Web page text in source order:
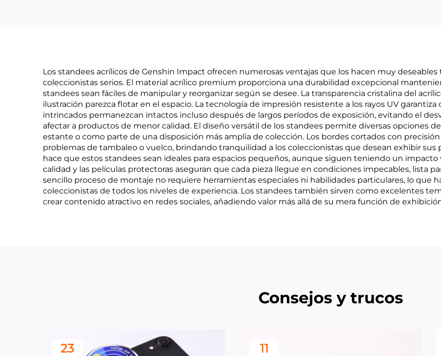
Los standees acrílicos de Genshin Impact ofrecen numerosas ventajas que los hacen muy deseables
coleccionistas serios. El material acrílico premium proporciona una durabilidad excepcional
standees sean fáciles de manipular y reorganizar según se desee. La transparencia cristalina del
ilustración parezca flotar en el espacio. La tecnología de impresión resistente a los rayos UV
intrincados permanezcan intactos incluso después de largos períodos de exposición, evitando el
afectar a productos de menor calidad. El diseño versátil de los standees permite diversas opciones
estante o como parte de una disposición más amplia de colección. Los bordes cortados con
problemas de tambaleo o vuelco, brindando tranquilidad a los coleccionistas que desean exhibir sus
hace que estos standees sean ideales para espacios pequeños, aunque siguen teniendo un
calidad y las películas protectoras aseguran que cada pieza llegue en condiciones impecables, lista
sencillo proceso de montaje no requiere herramientas especiales ni habilidades particulares, lo que
coleccionistas de todos los niveles de experiencia. Los standees también sirven como excelentes
crear contenido atractivo en redes sociales, añadiendo valor más allá de su mera función de
Consejos y trucos
23 11